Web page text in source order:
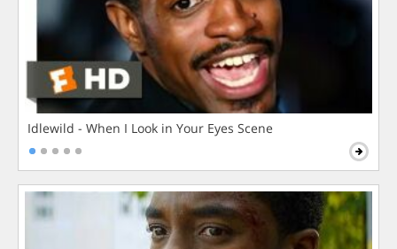
Idlewild - When I Look in Your Eyes Scene